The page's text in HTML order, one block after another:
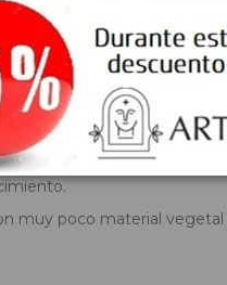
de Argán?
madre, que son las
más viejas del mundo. El
extremadamente altas
muy poco material